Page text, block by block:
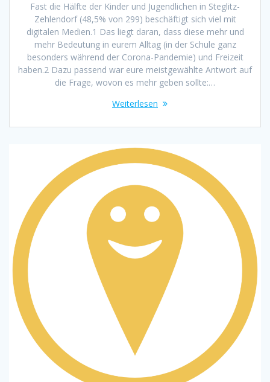
Fast die Hälfte der Kinder und Jugendlichen in Steglitz-
Zehlendorf (48,5% von 299) beschäftigt sich viel mit
digitalen Medien.1 Das liegt daran, dass diese mehr und
mehr Bedeutung in eurem Alltag (in der Schule ganz
besonders während der Corona-Pandemie) und Freizeit
haben.2 Dazu passend war eure meistgewählte Antwort auf
die Frage, wovon es mehr geben sollte:…
Weiterlesen